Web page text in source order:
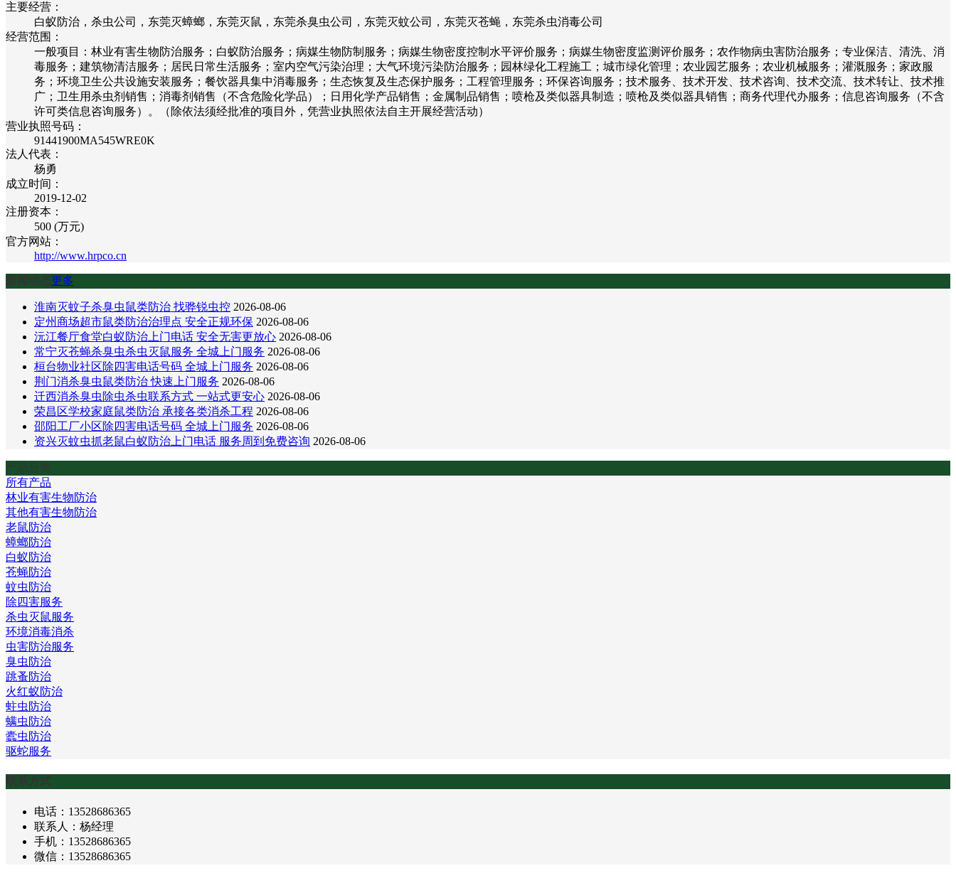
主要经营：
白蚁防治，杀虫公司，东莞灭蟑螂，东莞灭鼠，东莞杀臭虫公司，东莞灭蚊公司，东莞灭苍蝇，东莞杀虫消毒公司
经营范围：
一般项目：林业有害生物防治服务；白蚁防治服务；病媒生物防制服务；病媒生物密度控制水平评价服务；病媒生物密度监测评价服务；农作物病虫害防治服务；专业保洁、清洗、消
毒服务；建筑物清洁服务；居民日常生活服务；室内空气污染治理；大气环境污染防治服务；园林绿化工程施工；城市绿化管理；农业园艺服务；农业机械服务；灌溉服务；家政服
务；环境卫生公共设施安装服务；餐饮器具集中消毒服务；生态恢复及生态保护服务；工程管理服务；环保咨询服务；技术服务、技术开发、技术咨询、技术交流、技术转让、技术推
广；卫生用杀虫剂销售；消毒剂销售（不含危险化学品）；日用化学产品销售；金属制品销售；喷枪及类似器具制造；喷枪及类似器具销售；商务代理代办服务；信息咨询服务（不含
许可类信息咨询服务）。（除依法须经批准的项目外，凭营业执照依法自主开展经营活动）
营业执照号码：
91441900MA545WRE0K
法人代表：
杨勇
成立时间：
2019-12-02
注册资本：
500 (万元)
官方网站：
http://www.hrpco.cn
新闻动态更多
淮南灭蚊子杀臭虫鼠类防治 找骅锐虫控 2026-08-06
定州商场超市鼠类防治治理点 安全正规环保 2026-08-06
沅江餐厅食堂白蚁防治上门电话 安全无害更放心 2026-08-06
常宁灭苍蝇杀臭虫杀虫灭鼠服务 全城上门服务 2026-08-06
桓台物业社区除四害电话号码 全城上门服务 2026-08-06
荆门消杀臭虫鼠类防治 快速上门服务 2026-08-06
迁西消杀臭虫除虫杀虫联系方式 一站式更安心 2026-08-06
荣昌区学校家庭鼠类防治 承接各类消杀工程 2026-08-06
邵阳工厂小区除四害电话号码 全城上门服务 2026-08-06
资兴灭蚊虫抓老鼠白蚁防治上门电话 服务周到免费咨询 2026-08-06
产品分类
所有产品
林业有害生物防治
其他有害生物防治
老鼠防治
蟑螂防治
白蚁防治
苍蝇防治
蚊虫防治
除四害服务
杀虫灭鼠服务
环境消毒消杀
虫害防治服务
臭虫防治
跳蚤防治
火红蚁防治
蛀虫防治
螨虫防治
蠹虫防治
驱蛇服务
联系方式
电话：13528686365
联系人：杨经理
手机：13528686365
微信：13528686365